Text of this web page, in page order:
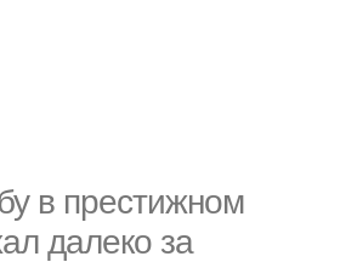
в престижном
далеко за